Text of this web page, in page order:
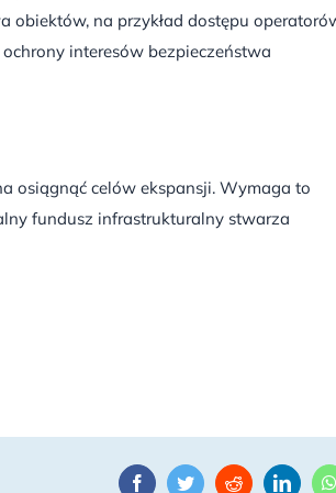
obiektów, na przykład dostępu
interesów bezpieczeństwa
osiągnąć celów ekspansji. Wymaga to
fundusz infrastrukturalny stwarza
FacebookTwitterReddit